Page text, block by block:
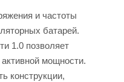
и частоты
батарей.
1.0 позволяет
мощности.
конструкции,